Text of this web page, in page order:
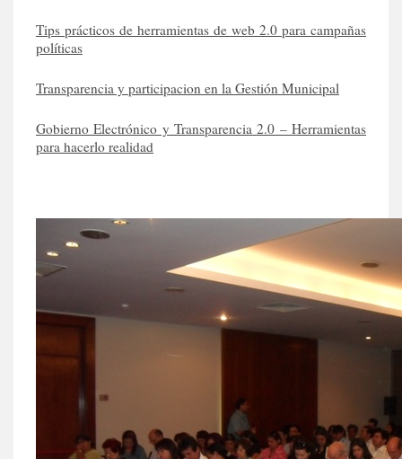
Tips prácticos de herramientas de web 2.0 para campañas
políticas
Transparencia y participacion en la Gestión Municipal
Gobierno Electrónico y Transparencia 2.0 – Herramientas
para hacerlo realidad